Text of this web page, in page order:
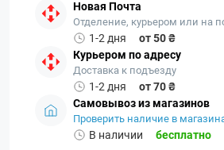
Новая Почта
Отделение, курьером или на
1-2 дня
от 50 ₴
Курьером по адресу
Доставка к подъезду
1-2 дня
от 70 ₴
Самовывоз из магазинов
Проверить наличие в
В наличии бесплатно